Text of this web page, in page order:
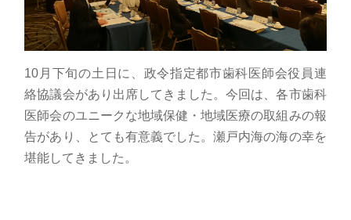
10月下旬の土日に、政令指定都市歯科医師会役員連
絡協議会があり出席してきました。今回は、各市歯科
医師会のユニークな地域保健・地域医療の取組みの報
告があり、とても有意義でした。瀬戸内海の海の幸を
堪能してきました。